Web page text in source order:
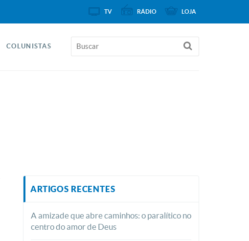
COLUNISTAS
ARTIGOS RECENTES
A amizade que abre caminhos: o paralítico no
centro do amor de Deus
TV RÁDIO LOJA